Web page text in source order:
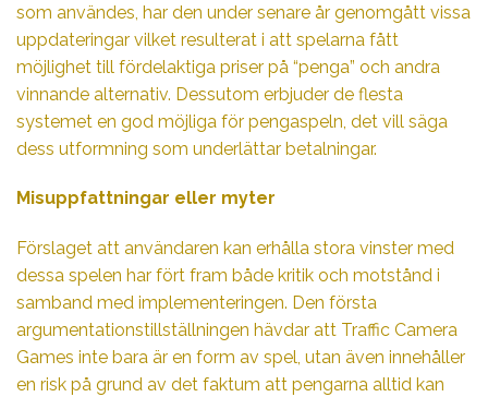
som användes, har den under senare år genomgått vissa
uppdateringar vilket resulterat i att spelarna fått
möjlighet till fördelaktiga priser på “penga” och andra
vinnande alternativ. Dessutom erbjuder de flesta
systemet en god möjliga för pengaspeln, det vill säga
dess utformning som underlättar betalningar.
Misuppfattningar eller myter
Förslaget att användaren kan erhålla stora vinster med
dessa spelen har fört fram både kritik och motstånd i
samband med implementeringen. Den första
argumentationstillställningen hävdar att Traffic Camera
Games inte bara är en form av spel, utan även innehåller
en risk på grund av det faktum att pengarna alltid kan